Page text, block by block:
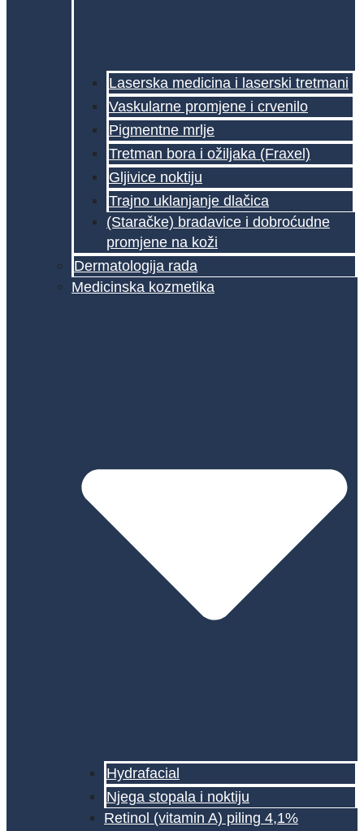
Laserska medicina i laserski tretmani
Vaskularne promjene i crvenilo
Pigmentne mrlje
Tretman bora i ožiljaka (Fraxel)
Gljivice noktiju
Trajno uklanjanje dlačica
(Staračke) bradavice i dobroćudne
promjene na koži
Dermatologija rada
Medicinska kozmetika
Hydrafacial
Njega stopala i noktiju
Retinol (vitamin A) piling 4,1%